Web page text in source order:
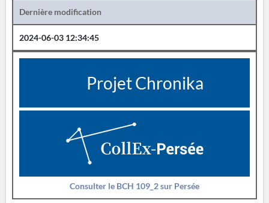
Dernière modification
2024-06-03 12:34:45
Projet Chronika
Consulter le BCH 109_2 sur Persée